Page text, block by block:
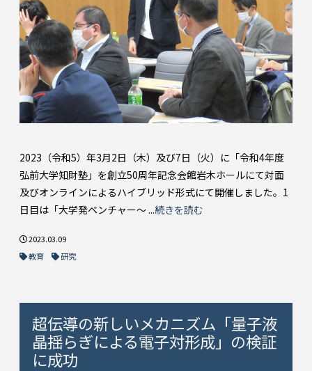
2023（令和5）年3月2日（木）及び7日（火）に「令和4年度
弘前大学知財塾」を創立50周年記念会館岩木ホールにて対面
及びオンラインによるハイブリッド形式にて開催しました。1
日目は「大学発ベンチャー～ ...続きを読む
2023.03.09
教育
研究
超伝導の新しいメカニズム「量子液
晶揺らぎによる電子対形成」の検証
に成功